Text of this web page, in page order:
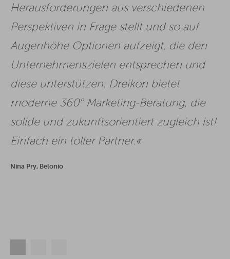
Herausforderungen aus verschiedenen
Perspektiven in Frage stellt und so auf
Augenhöhe Optionen aufzeigt, die den
Unternehmenszielen entsprechen und
diese unterstützen. Dreikon bietet
moderne 360° Marketing-Beratung, die
solide und zukunftsorientiert zugleich ist!
Einfach ein toller Partner.
Nina Pry, Belonio